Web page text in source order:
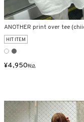
ANOTHER print over tee
HIT ITEM
¥4,950税込